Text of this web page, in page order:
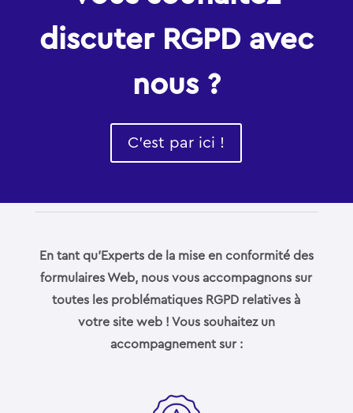
discuter RGPD avec
nous ?
C'est par ici !
En tant qu’Experts de la mise en conformité des
formulaires Web, nous vous accompagnons sur
toutes les problématiques RGPD relatives à
votre site web ! Vous souhaitez un
accompagnement sur :